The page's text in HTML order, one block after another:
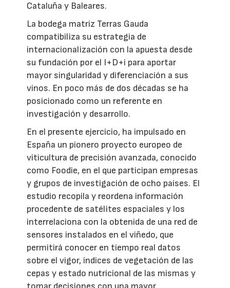
Cataluña y Baleares.
La bodega matriz Terras Gauda
compatibiliza su estrategia de
internacionalización con la apuesta desde
su fundación por el I+D+i para aportar
mayor singularidad y diferenciación a sus
vinos. En poco más de dos décadas se ha
posicionado como un referente en
investigación y desarrollo.
En el presente ejercicio, ha impulsado en
España un pionero proyecto europeo de
viticultura de precisión avanzada, conocido
como Foodie, en el que participan empresas
y grupos de investigación de ocho países. El
estudio recopila y reordena información
procedente de satélites espaciales y los
interrelaciona con la obtenida de una red de
sensores instalados en el viñedo, que
permitirá conocer en tiempo real datos
sobre el vigor, índices de vegetación de las
cepas y estado nutricional de las mismas y